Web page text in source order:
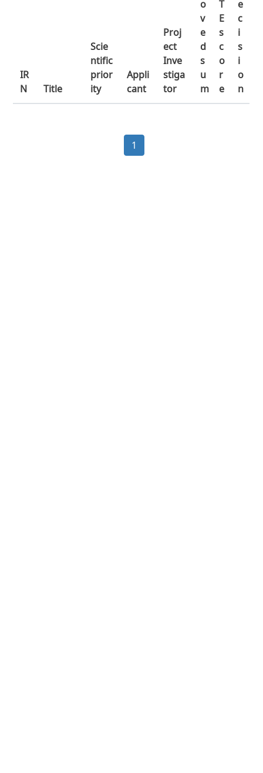
IR
N
Title
Scie
ntific
prior
ity
Appli
cant
Proj
ect
Inve
stiga
tor
o
v
e
d
s
u
m
T
E
s
c
o
r
e
e
c
i
s
i
o
n
1